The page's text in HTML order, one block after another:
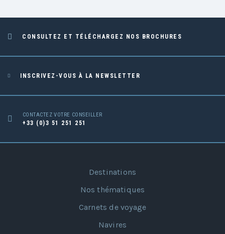
CONSULTEZ ET TÉLÉCHARGEZ NOS BROCHURES
INSCRIVEZ-VOUS À LA NEWSLETTER
CONTACTEZ VOTRE CONSEILLER
+33 (0)3 51 251 251
Destinations
Nos thématiques
Carnets de voyage
Navires